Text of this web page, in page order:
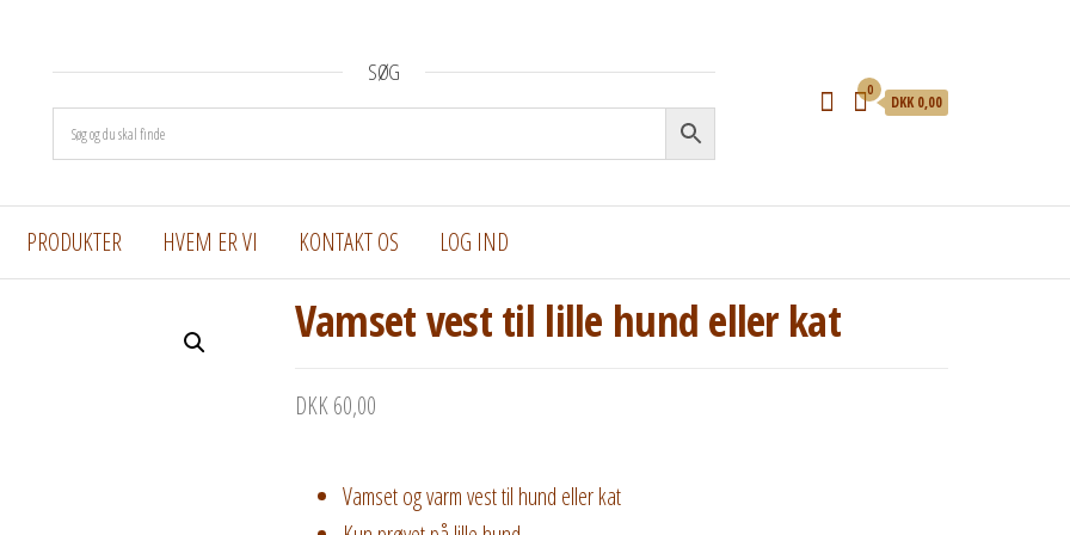
SØG
0
DKK 0,00
PRODUKTER HVEM ER VI KONTAKT OS LOG IND
Vamset vest til lille hund eller kat
DKK60,00
Vamset og varm vest til hund eller kat